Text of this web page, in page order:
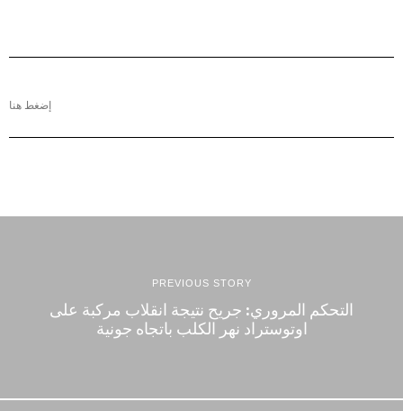
إضغط هنا
PREVIOUS STORY
التحكم المروري: جريح نتيجة انقلاب مركبة على
اوتوستراد نهر الكلب باتجاه جونية